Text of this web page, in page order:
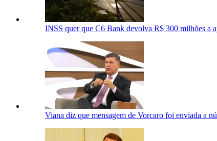
INSS quer que C6 Bank devolva R$ 300 milhões a
Viana diz que mensagem de Vorcaro foi enviada a